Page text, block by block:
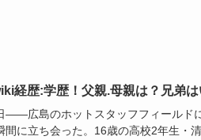
経歴:学歴！父親.母親は？兄弟は
――広島のホットスタッフフィールド
間に立ち会った。16歳の高校2年生・